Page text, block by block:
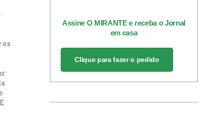
os
Assine O MIRANTE e receba o Jornal
em casa
Clique para fazer o pedido